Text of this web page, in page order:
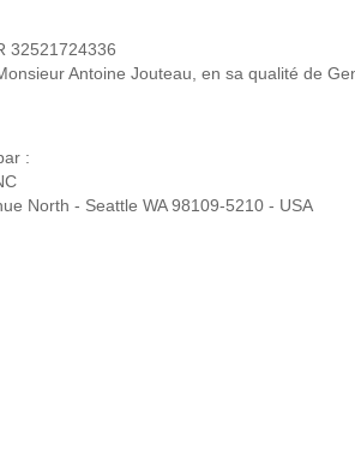
32521724336
Antoine Jouteau, en sa qualité de
:
North - Seattle WA 98109-5210 - USA
2010